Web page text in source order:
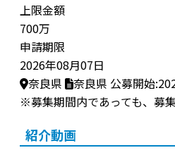
上限金額
700万
申請期限
2026年08月07日
奈良県
奈良県 公募開始
※募集期間内であっても、募
紹介動画